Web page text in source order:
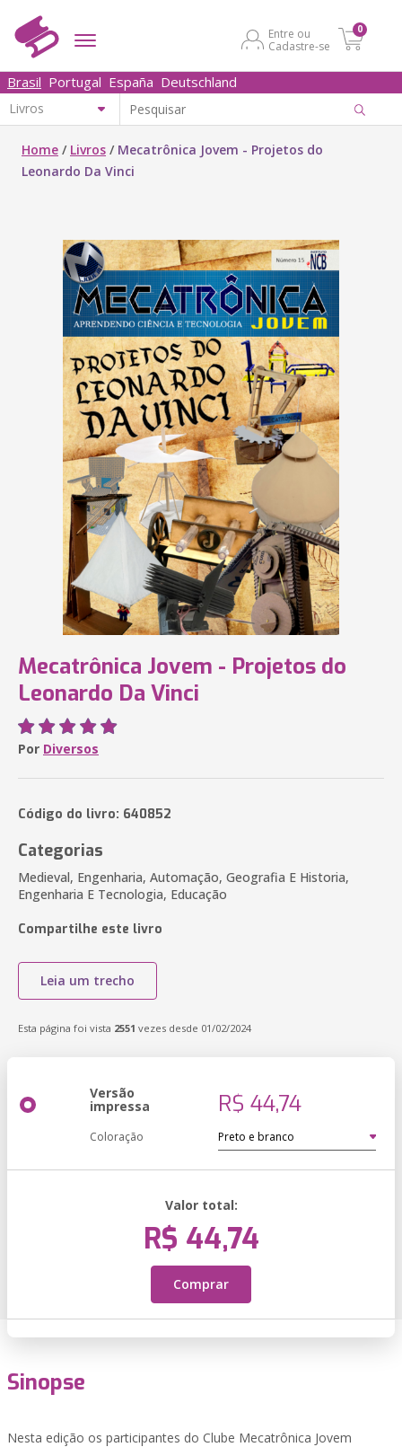
Entre ou
Cadastre-se
0
Brasil Portugal España Deutschland
Home / Livros / Mecatrônica Jovem - Projetos do
Leonardo Da Vinci
Mecatrônica Jovem - Projetos do
Leonardo Da Vinci
Por Diversos
Código do livro: 640852
Categorias
Medieval, Engenharia, Automação, Geografia E Historia,
Engenharia E Tecnologia, Educação
Compartilhe este livro
Leia um trecho
Esta página foi vista 2551 vezes desde 01/02/2024
Versão
impressa R$ 44,74
Coloração
Valor total:
R$ 44,74
Comprar
Sinopse
Nesta edição os participantes do Clube Mecatrônica Jovem